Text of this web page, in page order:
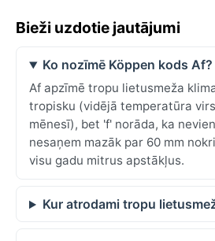
Bieži uzdotie jautājumi
Ko nozīmē Köppen kods Af?
Af apzīmē tropu lietusmeža
tropisku (vidējā temperatūra
mēnesī), bet 'f' norāda, ka
nesaņem mazāk par 60 mm
visu gadu mitrus apstākļus.
Kur atrodami tropu